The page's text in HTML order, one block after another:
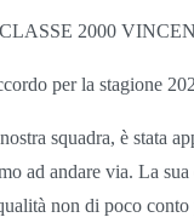
2000
per la stagione
squadra, è stata
ad andare via. La
non di poco